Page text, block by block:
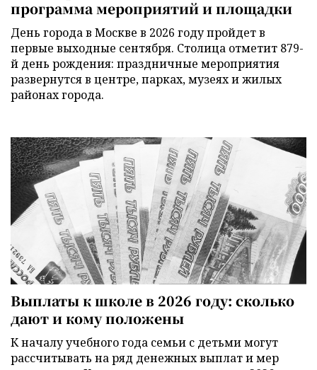
программа мероприятий и площадки
День города в Москве в 2026 году пройдет в
первые выходные сентября. Столица отметит 879-
й день рождения: праздничные мероприятия
развернутся в центре, парках, музеях и жилых
районах города.
Выплаты к школе в 2026 году: сколько
дают и кому положены
К началу учебного года семьи с детьми могут
рассчитывать на ряд денежных выплат и мер